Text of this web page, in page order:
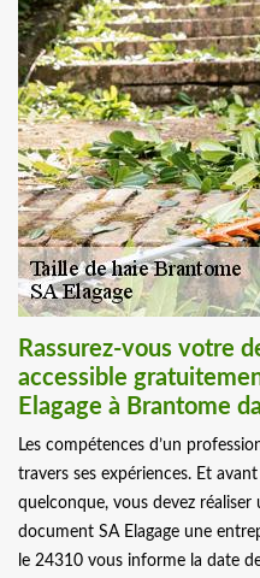
Rassurez-vous votre
accessible
Elagage à Brantome
Les compétences d’un
travers ses expériences. Et
quelconque, vous devez
document SA Elagage une
le 24310 vous informe la date